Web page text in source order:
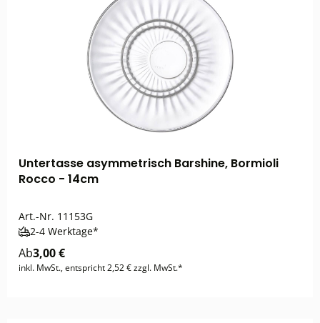
Untertasse asymmetrisch Barshine, Bormioli
Rocco - 14cm
Art.-Nr. 11153G
2-4 Werktage*
Ab3,00 €
inkl. MwSt., entspricht 2,52 € zzgl. MwSt.*